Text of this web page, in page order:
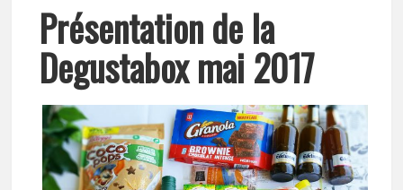
Présentation de la
Degustabox mai 2017